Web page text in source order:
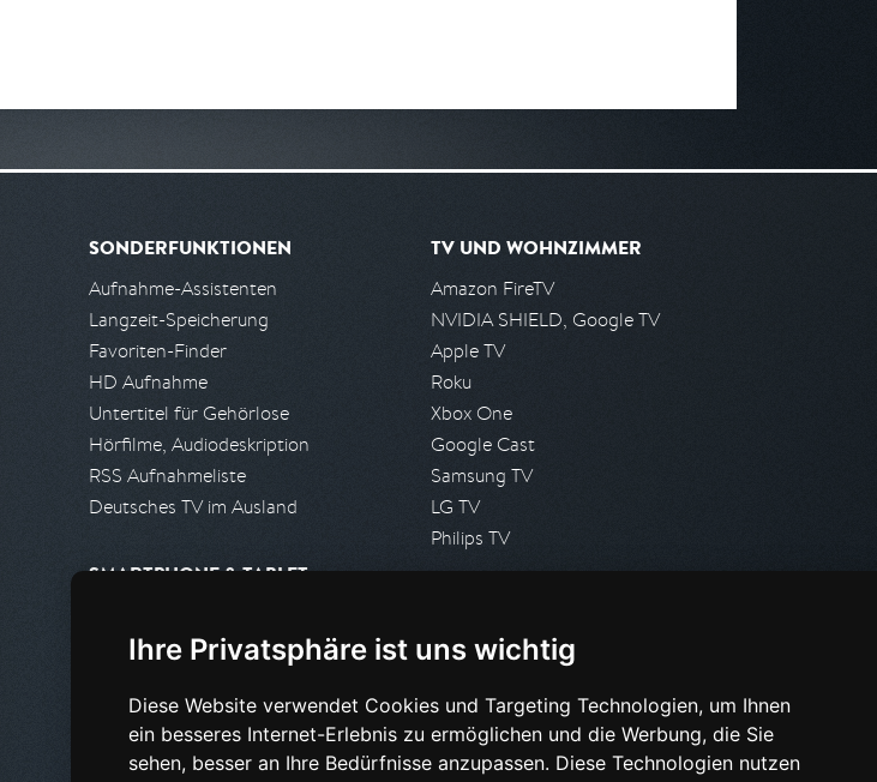
Ihre Privatsphäre ist uns wichtig
Diese Website verwendet Cookies und Targeting Technologien, um Ihnen
ein besseres Internet-Erlebnis zu ermöglichen und die Werbung, die Sie
sehen, besser an Ihre Bedürfnisse anzupassen. Diese Technologien nutzen
SONDERFUNKTIONEN
Aufnahme-Assistenten
Langzeit-Speicherung
Favoriten-Finder
HD Aufnahme
Untertitel für Gehörlose
Hörfilme, Audiodeskription
RSS Aufnahmeliste
Deutsches TV im Ausland
SMARTPHONE & TABLET
Android App
PARTNER
Partnerliste
TV UND WOHNZIMMER
Amazon FireTV
NVIDIA SHIELD, Google TV
Apple TV
Roku
Xbox One
Google Cast
Samsung TV
LG TV
Philips TV
Presseanfrage stellen
HILFE & SUPPORT